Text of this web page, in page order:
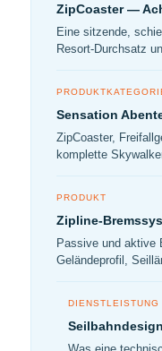
ZipCoaster —
Eine sitzende,
Resort-Durchsatz
Sensation
ZipCoaster,
komplette
PRODUKT
Zipline-
Passive und aktive
Geländeprofil,
DIENSTLEISTUNG